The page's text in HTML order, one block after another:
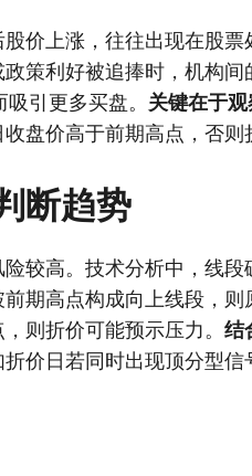
价上涨，往往出现在股票
策利好被追捧时，机构间
引更多买盘。 关键在于
盘价高于前期高点，否则
断趋势
较高。技术分析中，线
期高点构成向上线段，则
则折价可能预示压力。 结
价日若同时出现顶分型信